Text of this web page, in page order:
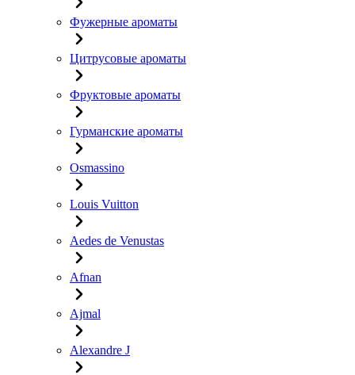
Фужерные ароматы
Цитрусовые ароматы
Фруктовые ароматы
Гурманские ароматы
Osmassino
Louis Vuitton
Aedes de Venustas
Afnan
Ajmal
Alexandre J